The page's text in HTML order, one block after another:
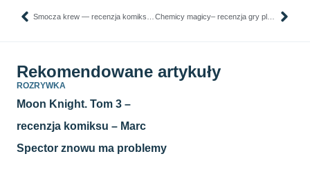
Chemicy magicy– recenzja gry planszowej. Tylko uważaj, żeby nie wybuchnąć!
Rekomendowane artykuły
ROZRYWKA
Moon Knight. Tom 3 –
recenzja komiksu – Marc
Spector znowu ma problemy